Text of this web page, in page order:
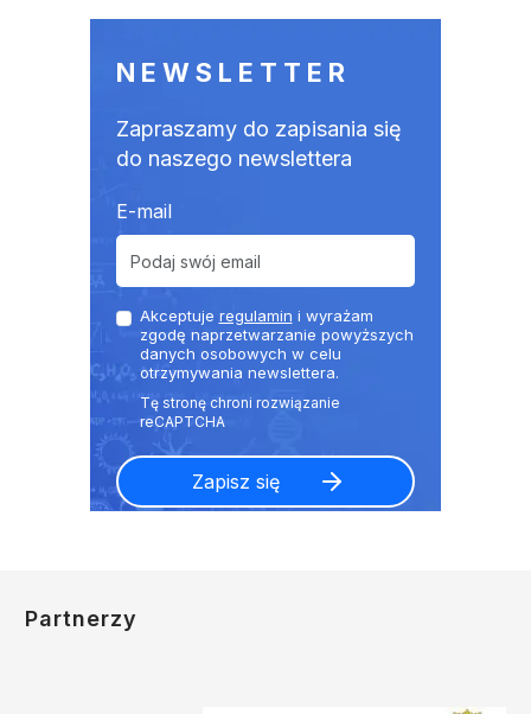
NEWSLETTER
Zapraszamy do zapisania się
do naszego newslettera
E-mail
Akceptuje regulamin i wyrażam
zgodę naprzetwarzanie powyższych
danych osobowych w celu
otrzymywania newslettera.
Partnerzy